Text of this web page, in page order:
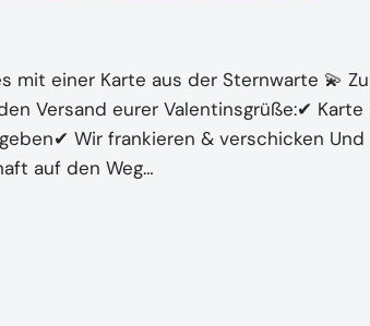
mit einer Karte aus der Sternwarte 💫
Versand eurer Valentinsgrüße:✔ Karte
Wir frankieren & verschicken Und
auf den Weg…